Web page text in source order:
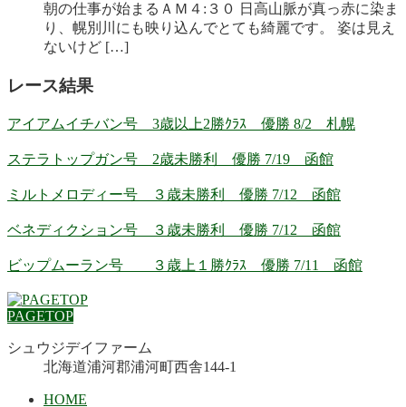
朝の仕事が始まるＡＭ４:３０ 日高山脈が真っ赤に染ま
り、幌別川にも映り込んでとても綺麗です。 姿は見え
ないけど […]
レース結果
アイアムイチバン号 3歳以上2勝ｸﾗｽ 優勝 8/2 札幌
ステラトップガン号 2歳未勝利 優勝 7/19 函館
ミルトメロディー号 ３歳未勝利 優勝 7/12 函館
ベネディクション号 ３歳未勝利 優勝 7/12 函館
ビップムーラン号 ３歳上１勝ｸﾗｽ 優勝 7/11 函館
PAGETOP
シュウジデイファーム
北海道浦河郡浦河町西舎144-1
HOME